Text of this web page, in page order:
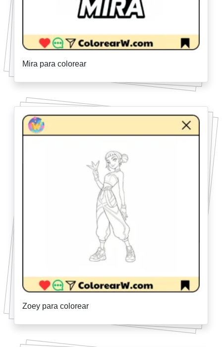
Mira para colorear
Zoey para colorear